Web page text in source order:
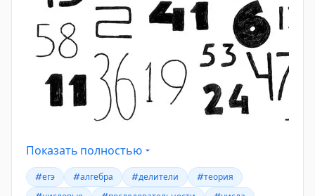
Показать полностью
#егэ #алгебра #делители
#теория